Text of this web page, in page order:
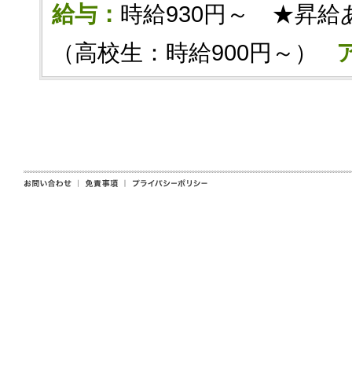
給与： 時給930円～ ★昇給
（高校生：時給900円～）